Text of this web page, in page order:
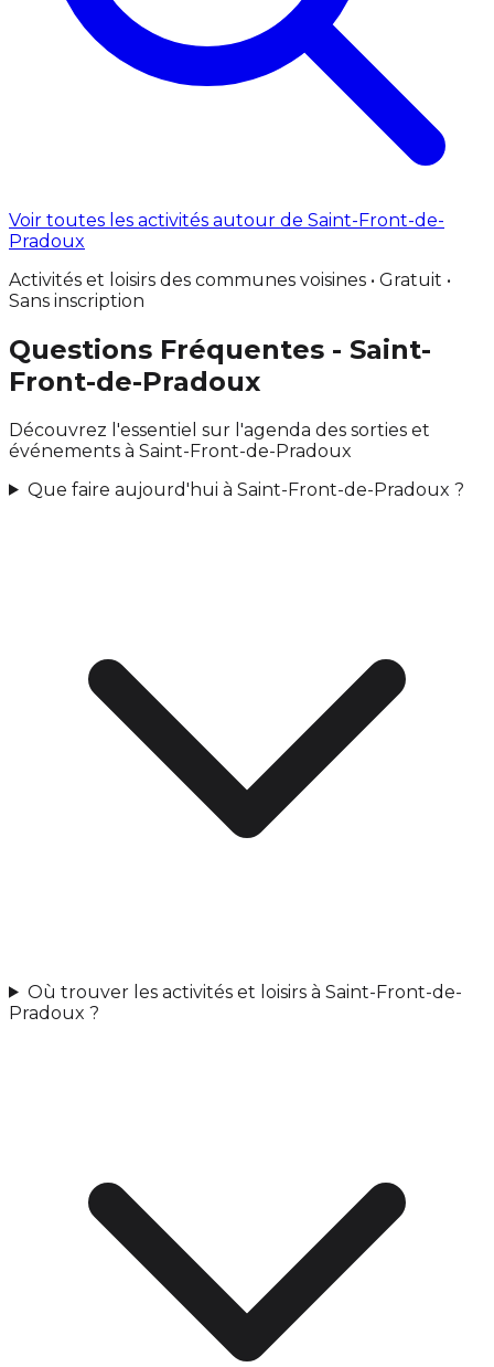
Voir toutes les activités autour de Saint-Front-de-
Pradoux
Activités et loisirs des communes voisines • Gratuit •
Sans inscription
Questions Fréquentes - Saint-
Front-de-Pradoux
Découvrez l'essentiel sur l'agenda des sorties et
événements à Saint-Front-de-Pradoux
Que faire aujourd'hui à Saint-Front-de-Pradoux ?
Où trouver les activités et loisirs à Saint-Front-de-
Pradoux ?